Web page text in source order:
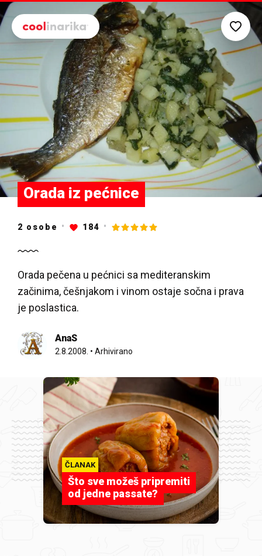
Preskoči na glavni sadržaj
Orada iz pećnice
2 osobe 184
Orada pečena u pećnici sa mediteranskim
začinima, češnjakom i vinom ostaje sočna i prava
je poslastica.
AnaS
2.8.2008. • Arhivirano
ČLANAK
Što sve možeš pripremiti
od jedne passate?